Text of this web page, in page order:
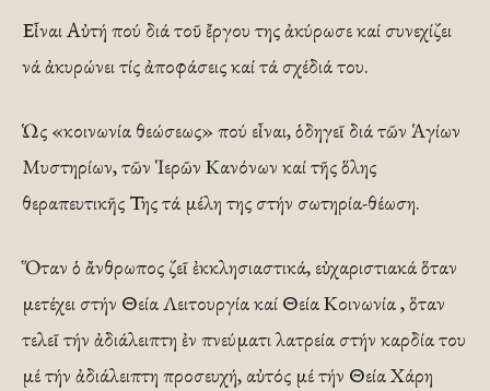
Εἶναι Αὐτή πού διά τοῦ ἔργου της ἀκύρωσε καί συνεχίζει
νά ἀκυρώνει τίς ἀποφάσεις καί τά σχέδιά του.
Ὡς «κοινωνία θεώσεως» πού εἶναι, ὁδηγεῖ διά τῶν Ἁγίων
Μυστηρίων, τῶν Ἱερῶν Κανόνων καί τῆς ὅλης
θεραπευτικῆς Της τά μέλη της στήν σωτηρία-θέωση.
Ὅταν ὁ ἄνθρωπος ζεῖ ἐκκλησιαστικά, εὐχαριστιακά ὅταν
μετέχει στήν Θεία Λειτουργία καί Θεία Κοινωνία , ὅταν
τελεῖ τήν ἀδιάλειπτη ἐν πνεύματι λατρεία στήν καρδία του
μέ τήν ἀδιάλειπτη προσευχή, αὐτός μέ τήν Θεία Χάρη